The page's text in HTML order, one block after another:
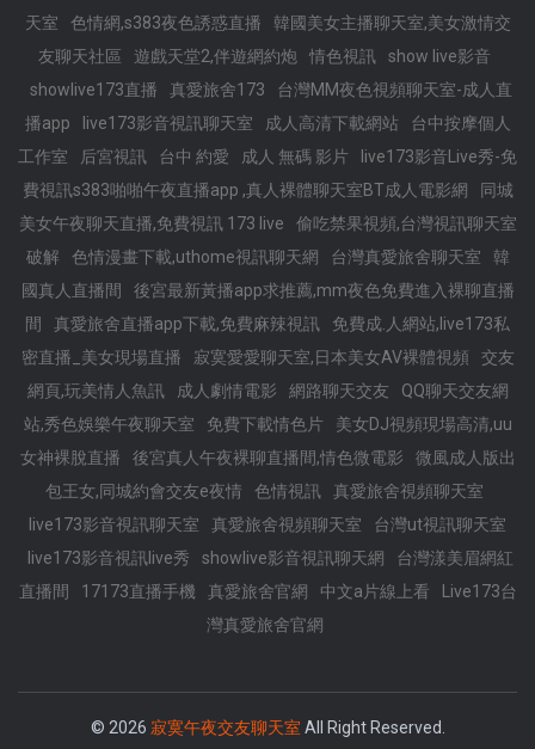
天室
色情網,s383夜色誘惑直播
韓國美女主播聊天室,美女激情交
友聊天社區
遊戲天堂2,伴遊網約炮 情色視訊
show live影音
showlive173直播
真愛旅舍173
台灣MM夜色視頻聊天室-成人直
播app
live173影音視訊聊天室 成人高清下載網站
台中按摩個人
工作室
后宮視訊 台中 約愛 成人 無碼 影片
live173影音Live秀-免
費視訊s383啪啪午夜直播app ,真人裸體聊天室BT成人電影網
同城
美女午夜聊天直播,免費視訊 173 live
偷吃禁果視頻,台灣視訊聊天室
破解
色情漫畫下載,uthome視訊聊天網 台灣真愛旅舍聊天室
韓
國真人直播間
後宮最新黃播app求推薦,mm夜色免費進入裸聊直播
間
真愛旅舍直播app下載,免費麻辣視訊
免費成.人網站,live173私
密直播_美女現場直播
寂寞愛愛聊天室,日本美女AV裸體視頻
交友
網頁,玩美情人魚訊
成人劇情電影 網路聊天交友
QQ聊天交友網
站,秀色娛樂午夜聊天室
免費下載情色片
美女DJ視頻現場高清,uu
女神裸脫直播
後宮真人午夜裸聊直播間,情色微電影
微風成人版出
包王女,同城約會交友e夜情
色情視訊
真愛旅舍視頻聊天室
live173影音視訊聊天室
真愛旅舍視頻聊天室
台灣ut視訊聊天室
live173影音視訊live秀
showlive影音視訊聊天網
台灣漾美眉網紅
直播間
17173直播手機 真愛旅舍官網 中文a片線上看
Live173台
灣真愛旅舍官網
© 2026 寂寞午夜交友聊天室 All Right Reserved.